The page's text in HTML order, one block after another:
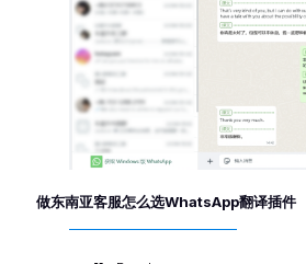
做东南亚客服怎么选WhatsApp翻译插件